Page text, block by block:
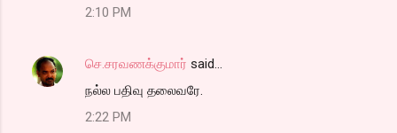
2:10 PM
செ.சரவணக்குமார் said…
நல்ல பதிவு தலைவரே.
2:22 PM